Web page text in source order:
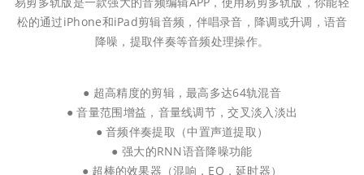
松的通过iPhone和iPad剪辑音频，伴唱录音，降调或升调，语音
降噪，提取伴奏等音频处理操作。
● 超高精度的剪辑，最高多达64轨混音
● 音量范围增益，音量线调节，交叉淡入淡出
● 音频伴奏提取（中置声道提取）
● 强大的RNN语音降噪功能
● 超棒的效果器（混响，EQ，延时器）